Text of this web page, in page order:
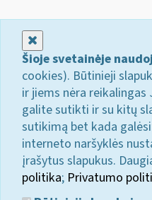
Šioje svetainėje
cookies). Būtinieji
ir jiems nėra
galite sutikti ir su kitų
sutikimą bet kada
interneto naršyklės
įrašytus slapukus.
politika; Privatumo